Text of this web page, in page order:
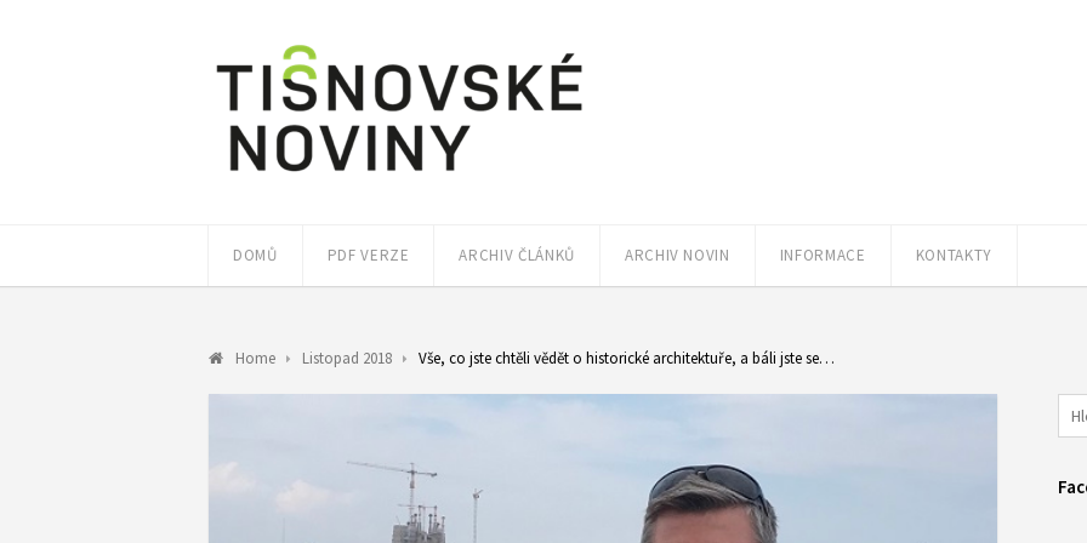
DOMŮ PDF VERZE ARCHIV ČLÁNKŮ ARCHIV NOVIN INFORMACE KONTAKTY
Home Listopad 2018 Vše, co jste chtěli vědět o historické architektuře, a báli jste se…